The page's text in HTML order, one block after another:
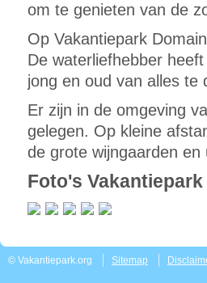
om te genieten van de
Op Vakantiepark
De waterliefhebber
jong en oud van alles te
Er zijn in de omgeving
gelegen. Op kleine
de grote wijngaarden en
Foto's
© Vakantiepark.org Sitemap